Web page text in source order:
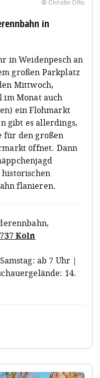
© Christin Otto
in
in Weidenpesch an
großen Parkplatz
Mittwoch,
im Monat auch
ein Flohmarkt
gibt es allerdings,
für den großen
öffnet. Dann
flanieren.
,
Köln
ab 7 Uhr |
14.